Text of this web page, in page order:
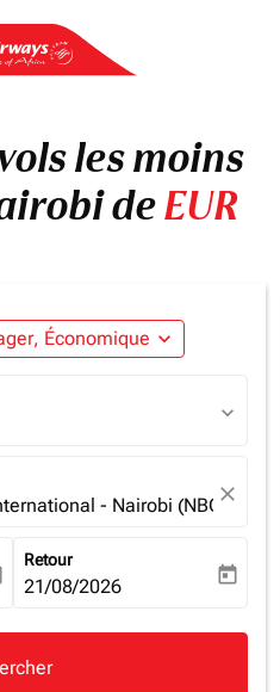
les moins
deEUR
Économique expand_more
expand_more
- Nairobi (NBO),
close
aria-label
Retour
fc-booking-return-date-aria-
21/08/2026 today